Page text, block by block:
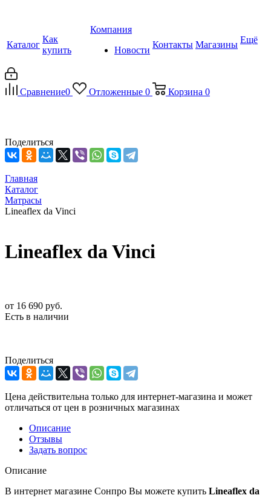
Каталог
Как
купить
Компания
Новости
Контакты Магазины Ещё
Сравнение0 Отложенные 0 Корзина 0
Поделиться
Главная
Каталог
Матрасы
Lineaflex da Vinci
Lineaflex da Vinci
от 16 690 руб.
Есть в наличии
Поделиться
Цена действительна только для интернет-магазина и может
отличаться от цен в розничных магазинах
Описание
Отзывы
Задать вопрос
Описание
В интернет магазине Сонпро Вы можете купить Lineaflex da